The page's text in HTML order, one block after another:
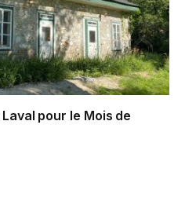
pour le Mois de